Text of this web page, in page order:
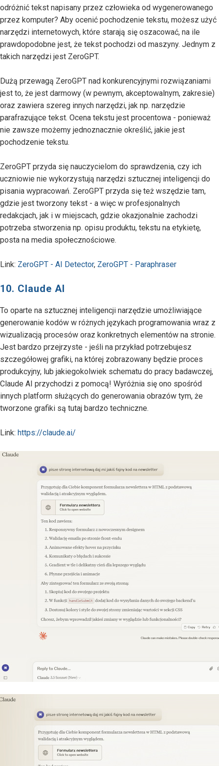
odróżnić tekst napisany przez człowieka od wygenerowanego
przez komputer? Aby ocenić pochodzenie tekstu, możesz użyć
narzędzi internetowych, które starają się oszacować, na ile
prawdopodobne jest, że tekst pochodzi od maszyny. Jednym z
takich narzędzi jest ZeroGPT.
Dużą przewagą ZeroGPT nad konkurencyjnymi rozwiązaniami
jest to, że jest darmowy (w pewnym, akceptowalnym, zakresie)
oraz zawiera szereg innych narzędzi, jak np. narzędzie
parafrazujące tekst. Ocena tekstu jest procentowa - ponieważ
nie zawsze możemy jednoznacznie określić, jakie jest
pochodzenie tekstu.
ZeroGPT przyda się nauczycielom do sprawdzenia, czy ich
uczniowie nie wykorzystują narzędzi sztucznej inteligencji do
pisania wypracowań. ZeroGPT przyda się też wszędzie tam,
gdzie jest tworzony tekst - a więc w profesjonalnych
redakcjach, jak i w miejscach, gdzie okazjonalnie zachodzi
potrzeba stworzenia np. opisu produktu, tekstu na etykietę,
posta na media społecznościowe.
Link: ZeroGPT - AI Detector, ZeroGPT - Paraphraser
10. Claude AI
To oparte na sztucznej inteligencji narzędzie umożliwiające
generowanie kodów w różnych językach programowania wraz z
wizualizacją procesów oraz konkretnych elementów na stronie.
Jest bardzo przejrzyste - jeśli na przykład potrzebujesz
szczegółowej grafiki, na której zobrazowany będzie proces
produkcyjny, lub jakiegokolwiek schematu do pracy badawczej,
Claude AI przychodzi z pomocą! Wyróżnia się ono spośród
innych platform służących do generowania obrazów tym, że
tworzone grafiki są tutaj bardzo techniczne.
Link: https://claude.ai/